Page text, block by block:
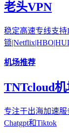
老头VPN
稳定高速专线支
锁
机场推荐
TNTcloud机
专注于出海加速
Chatgpt和Tiktok